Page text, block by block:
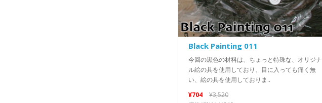
Black Painting 011
今回の黒色の材料は、ちょっと特殊な、オリジナ
ル絵の具を使用しており、目に入っても痛く無
い、絵の具を使用しておりま..
¥704
¥3,520